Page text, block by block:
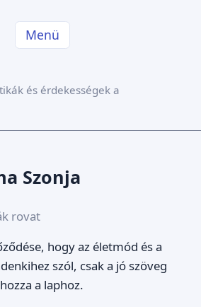
Menü
és érdekességek a
Szonja
rovat
hogy az életmód és a
szól, csak a jó szöveg
a laphoz.